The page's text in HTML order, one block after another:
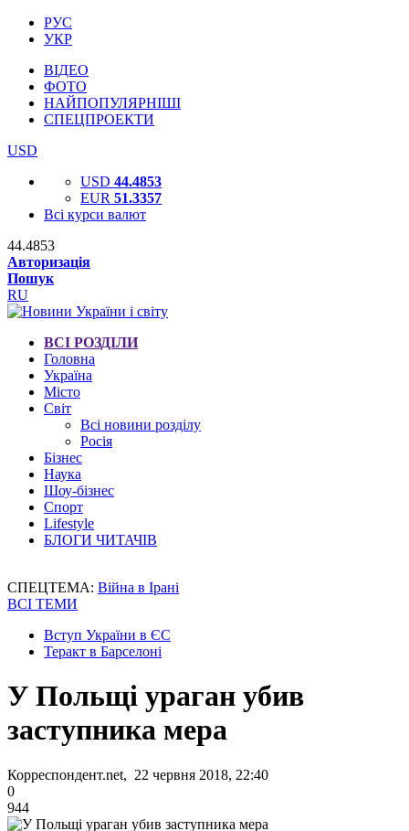
РУС
УКР
ВІДЕО
ФОТО
НАЙПОПУЛЯРНІШІ
СПЕЦПРОЕКТИ
USD
USD 44.4853
EUR 51.3357
Всі курси валют
44.4853
Авторизація
Пошук
RU
ВСІ РОЗДІЛИ
Головна
Україна
Місто
Світ
Всі новини розділу
Росія
Бізнес
Наука
Шоу-бізнес
Спорт
Lifestyle
БЛОГИ ЧИТАЧІВ
СПЕЦТЕМА: Війна в Ірані
ВСІ ТЕМИ
Вступ України в ЄС
Теракт в Барселоні
У Польщі ураган убив
заступника мера
Корреспондент.net, 22 червня 2018, 22:40
0
944